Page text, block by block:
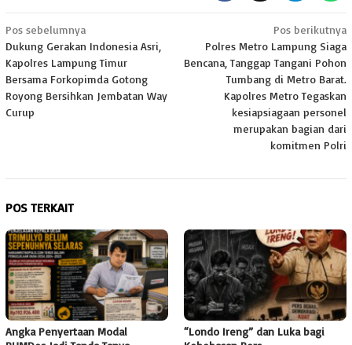
Navigasi
pos
Pos sebelumnya
Dukung Gerakan Indonesia Asri,
Kapolres Lampung Timur
Bersama Forkopimda Gotong
Royong Bersihkan Jembatan Way
Curup
Pos berikutnya
Polres Metro Lampung Siaga
Bencana, Tanggap Tangani Pohon
Tumbang di Metro Barat.
Kapolres Metro Tegaskan
kesiapsiagaan personel
merupakan bagian dari
komitmen Polri
POS TERKAIT
Angka Penyertaan Modal
“Londo Ireng” dan Luka bagi